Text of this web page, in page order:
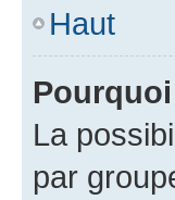
Haut
La
par